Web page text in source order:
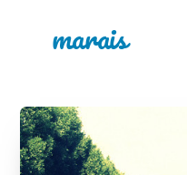
marais